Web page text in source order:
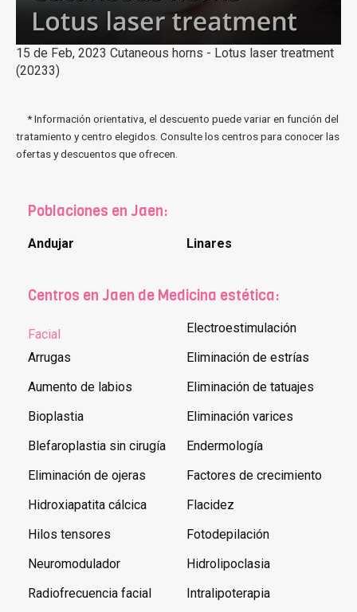
15 de Feb, 2023 Cutaneous horns - Lotus laser treatment
(20233)
* Información orientativa, el descuento puede variar en función del
tratamiento y centro elegidos. Consulte los centros para conocer las
ofertas y descuentos que ofrecen.
Poblaciones en Jaen:
Andujar Linares
Centros en Jaen de Medicina estética:
Facial
Arrugas
Aumento de labios
Bioplastia
Blefaroplastia sin cirugía
Eliminación de ojeras
Hidroxiapatita cálcica
Hilos tensores
Neuromodulador
Radiofrecuencia facial
Electroestimulación
Eliminación de estrías
Eliminación de tatuajes
Eliminación varices
Endermología
Factores de crecimiento
Flacidez
Fotodepilación
Hidrolipoclasia
Intralipoterapia